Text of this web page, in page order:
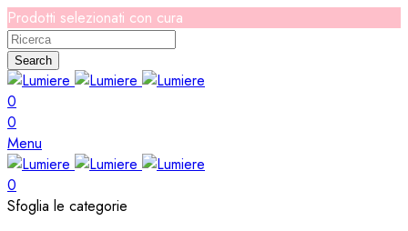
Prodotti selezionati con cura
Search
0
0
Menu
0
Sfoglia le categorie